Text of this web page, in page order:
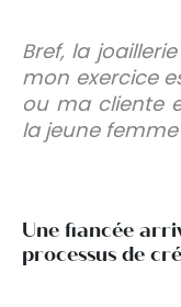
Bref, la
mon exercice
ou ma cliente
la jeune
Une fiancée
processus de